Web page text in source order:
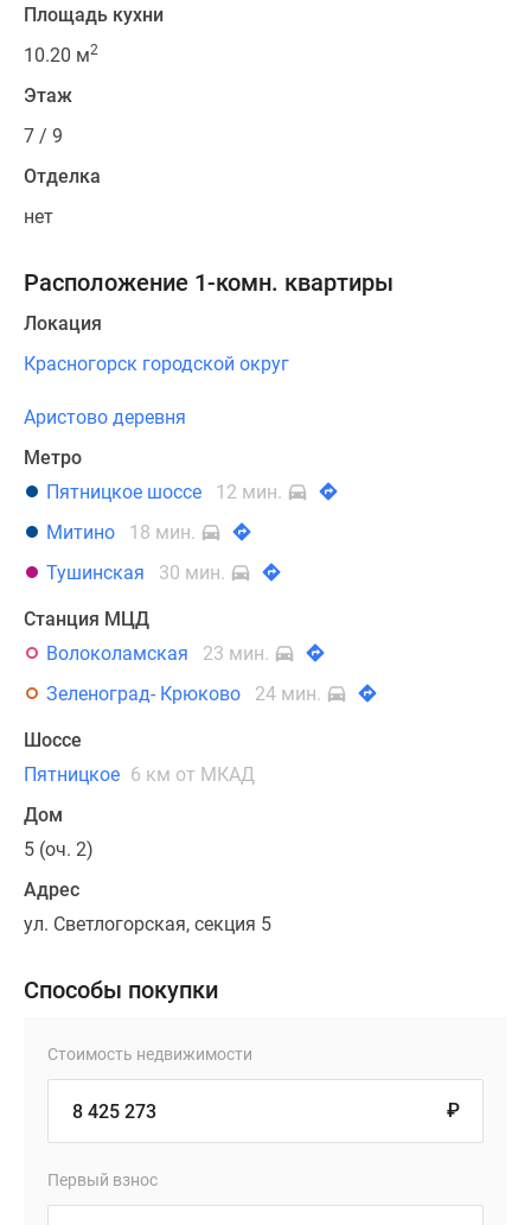
Площадь кухни
10.20 м2
Этаж
7 / 9
Отделка
нет
Расположение 1-комн. квартиры
Локация
Красногорск городской округ
Аристово деревня
Метро
Пятницкое шоссе
12 мин.
Митино
18 мин.
Тушинская
30 мин.
Станция МЦД
Волоколамская
23 мин.
Зеленоград- Крюково
24 мин.
Шоссе
Пятницкое 6 км от МКАД
Дом
5 (оч. 2)
Адрес
ул. Светлогорская, секция 5
Способы покупки
Стоимость недвижимости
₽
Первый взнос